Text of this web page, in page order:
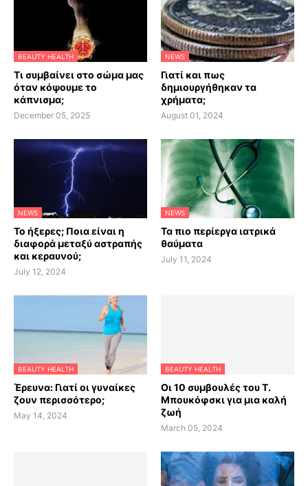
BEAUTY HEALTH
Τι συμβαίνει στο σώμα μας
όταν κόψουμε το
κάπνισμα;
December 05, 2025
NEWS
Γιατί και πως
δημιουργήθηκαν τα
χρήματα;
August 01, 2024
NEWS
Το ήξερες; Ποια είναι η
διαφορά μεταξύ αστραπής
και κεραυνού;
July 12, 2024
NEWS
Τα πιο περίεργα ιατρικά
θαύματα
July 11, 2024
BEAUTY HEALTH
Έρευνα: Γιατί οι γυναίκες
ζουν περισσότερο;
May 14, 2024
BEAUTY HEALTH
Οι 10 συμβουλές του Τ.
Μπουκόφσκι για μια καλή
ζωή
March 05, 2024